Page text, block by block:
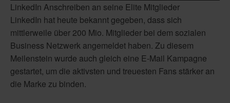
LinkedIn Anschreiben an seine Elite Mitglieder
LinkedIn hat heute bekannt gegeben, dass sich
mittlerweile über 200 Mio. Mitglieder bei dem sozialen
Business Netzwerk angemeldet haben. Zu diesem
Meilenstein wurde auch gleich eine E-Mail Kampagne
gestartet, um die aktivsten und treuesten Fans stärker an
die Marke zu binden.